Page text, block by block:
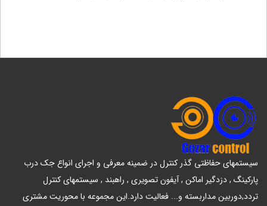
سیستمهای حفاظتی گذر کنترل در ضمینه معرفی و اجرای انواع جک درب
پارکینگ , دزدگیر اماکن , آیفون تصویری , راهبند , سیستمهای کنترل
تردد,دوربین مداربسته و... فعالیت دارد.این مجموعه با محوریت مشتری